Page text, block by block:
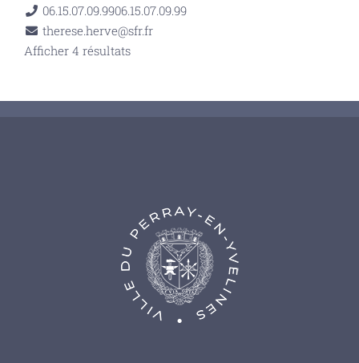
06.15.07.09.9906.15.07.09.99
therese.herve@sfr.fr
Afficher 4 résultats